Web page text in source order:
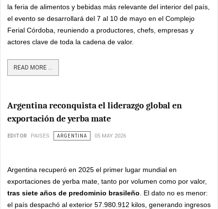
la feria de alimentos y bebidas más relevante del interior del país,
el evento se desarrollará del 7 al 10 de mayo en el Complejo
Ferial Córdoba, reuniendo a productores, chefs, empresas y
actores clave de toda la cadena de valor.
READ MORE ...
Argentina reconquista el liderazgo global en
exportación de yerba mate
EDITOR PAISES ARGENTINA 05 MAY 2026
Argentina recuperó en 2025 el primer lugar mundial en
exportaciones de yerba mate, tanto por volumen como por valor,
tras siete años de predominio brasileño . El dato no es menor:
el país despachó al exterior 57.980.912 kilos, generando ingresos